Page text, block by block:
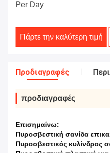
Per Day
Πάρτε την καλύτερη τιμή
Προδιαγραφές
προδιαγραφές
Επισημαίνω:
Πυροσβεστική σανίδα
Πυροσβεστικός κυλίνδρος